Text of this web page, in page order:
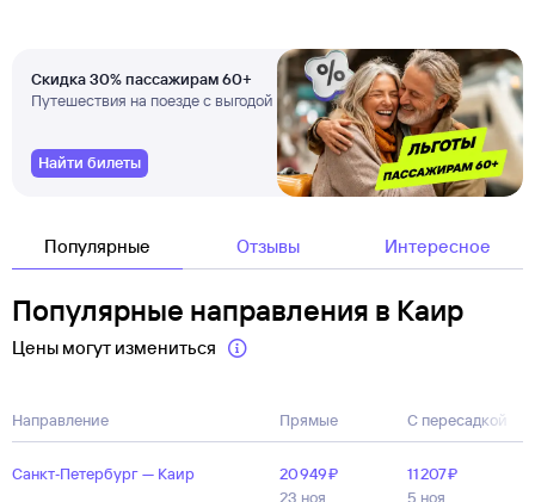
Скидка 30% пассажирам 60+
Путешествия на поезде с выгодой
Найти билеты
Популярные Отзывы Интересное
Популярные направления в Каир
Цены могут измениться
Направление Прямые С пересадкой
Санкт‑Петербург — Каир
20 ⁠949 ⁠₽
23 ноя
11 ⁠207 ⁠₽
5 ноя